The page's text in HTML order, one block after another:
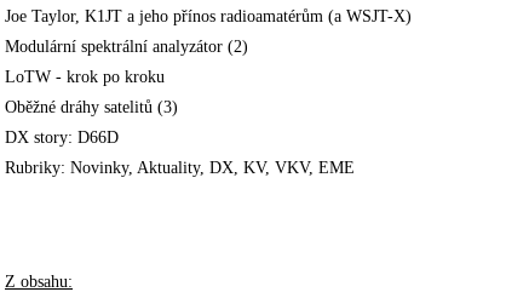
Joe Taylor, K1JT a jeho přínos radioamatérům (a WSJT-X)
Modulární spektrální analyzátor (2)
LoTW - krok po kroku
Oběžné dráhy satelitů (3)
DX story: D66D
Rubriky: Novinky, Aktuality, DX, KV, VKV, EME
Z obsahu: